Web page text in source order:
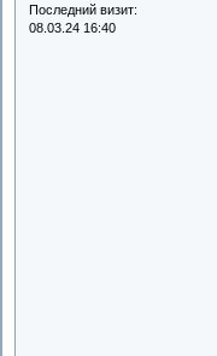
Последний визит:
08.03.24 16:40